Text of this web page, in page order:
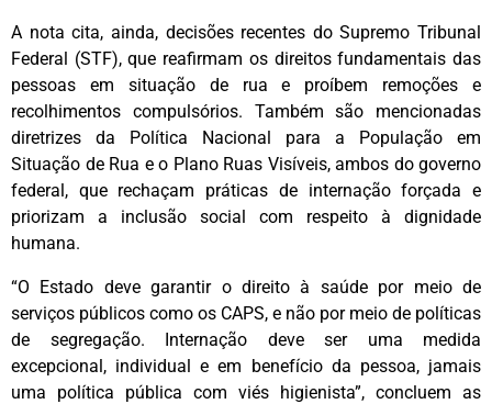
A nota cita, ainda, decisões recentes do Supremo Tribunal
Federal (STF), que reafirmam os direitos fundamentais das
pessoas em situação de rua e proíbem remoções e
recolhimentos compulsórios. Também são mencionadas
diretrizes da Política Nacional para a População em
Situação de Rua e o Plano Ruas Visíveis, ambos do governo
federal, que rechaçam práticas de internação forçada e
priorizam a inclusão social com respeito à dignidade
humana.
“O Estado deve garantir o direito à saúde por meio de
serviços públicos como os CAPS, e não por meio de políticas
de segregação. Internação deve ser uma medida
excepcional, individual e em benefício da pessoa, jamais
uma política pública com viés higienista”, concluem as